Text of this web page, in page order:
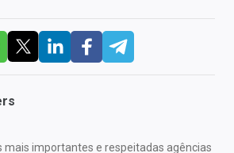
mais importantes e respeitadas agências